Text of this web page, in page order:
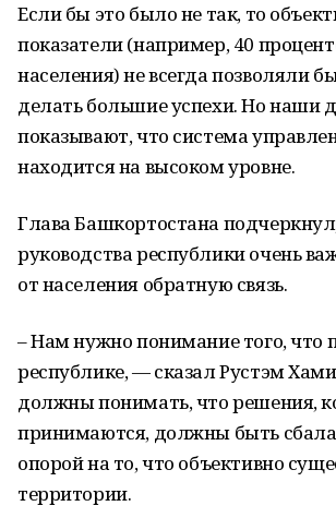
Если бы это было не так, то
показатели (например, 40
населения) не всегда позволяли
делать большие успехи. Но наши
показывают, что система
находится на высоком уровне.
Глава Башкортостана
руководства республики очень
от населения обратную связь.
– Нам нужно понимание того, что
республике, — сказал Рустэм
должны понимать, что решения,
принимаются, должны быть
опорой на то, что объективно
территории.